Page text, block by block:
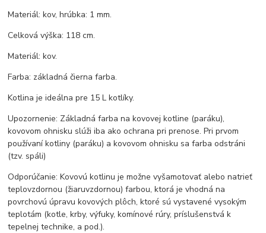
Materiál: kov, hrúbka: 1 mm.
Celková výška: 118 cm.
Materiál: kov.
Farba: základná čierna farba.
Kotlina je ideálna pre 15 L kotlíky.
Upozornenie: Základná farba na kovovej kotline (paráku),
kovovom ohnisku slúži iba ako ochrana pri prenose. Pri prvom
používaní kotliny (paráku) a kovovom ohnisku sa farba odstráni
(tzv. spáli)
Odporúčanie: Kovovú kotlinu je možne vyšamotovať alebo natrieť
teplovzdornou (žiaruvzdornou) farbou, ktorá je vhodná na
povrchovú úpravu kovových plôch, ktoré sú vystavené vysokým
teplotám (kotle, krby, výfuky, komínové rúry, príslušenstvá k
tepelnej technike, a pod.).